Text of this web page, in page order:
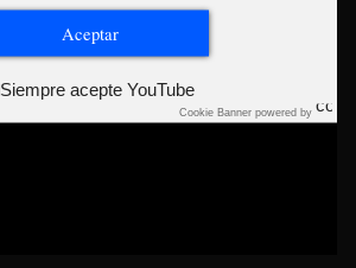
Aceptar
Siempre acepte YouTube
Cookie Banner powered by